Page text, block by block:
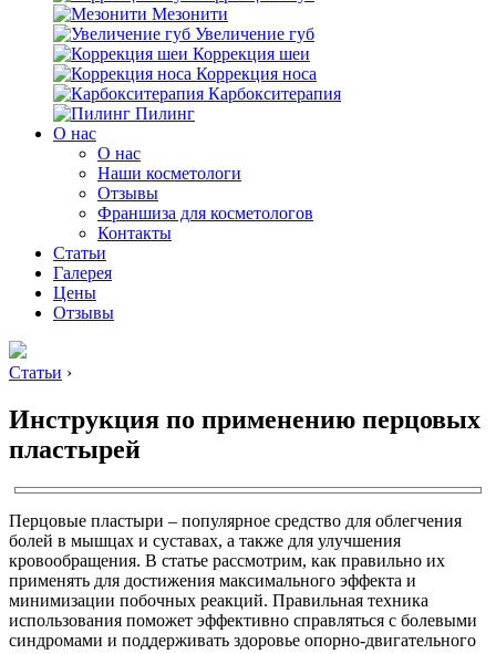
Мезонити
Увеличение губ
Коррекция шеи
Коррекция носа
Карбокситерапия
Пилинг
O нас
O нас
Наши косметологи
Отзывы
Франшиза для косметологов
Контакты
Статьи
Галерея
Цены
Отзывы
Статьи ›
Инструкция по применению перцовых
пластырей
Перцовые пластыри – популярное средство для облегчения
болей в мышцах и суставах, а также для улучшения
кровообращения. В статье рассмотрим, как правильно их
применять для достижения максимального эффекта и
минимизации побочных реакций. Правильная техника
использования поможет эффективно справляться с болевыми
синдромами и поддерживать здоровье опорно-двигательного